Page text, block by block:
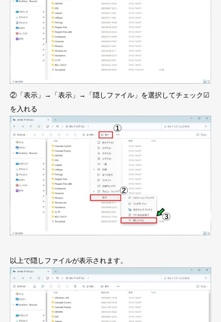
②「表示」→「表示」→「隠しファイル」を選択してチェック☑
を入れる
以上で隠しファイルが表示されます。